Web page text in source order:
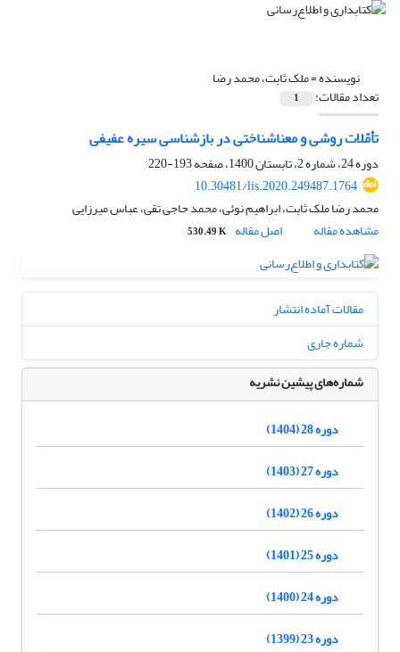
نویسنده =ملک ثابت، محمد رضا
تعداد مقالات: 1
تأمّلات روشی و معناشناختی در بازشناسی سیره عفیفی
دوره 24، شماره 2، تابستان 1400، صفحه
193-220
10.30481/lis.2020.249487.1764
محمد رضا ملک ثابت، ابراهیم نوئی، محمد حاجی تقی، عباس میرزایی
مشاهده مقاله
اصل مقاله 530.49 K
مقالات آماده انتشار
شماره جاری
شماره‌های پیشین نشریه
دوره 28 (1404)
دوره 27 (1403)
دوره 26 (1402)
دوره 25 (1401)
دوره 24 (1400)
دوره 23 (1399)